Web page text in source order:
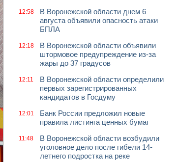
12:58
В Воронежской области днем 6
августа объявили опасность атаки
БПЛА
12:18
В Воронежской области объявили
штормовое предупреждение из-за
жары до 37 градусов
12:11
В Воронежской области определили
первых зарегистрированных
кандидатов в Госдуму
12:01
Банк России предложил новые
правила листинга ценных бумаг
11:48
В Воронежской области возбудили
уголовное дело после гибели 14-
летнего подростка на реке